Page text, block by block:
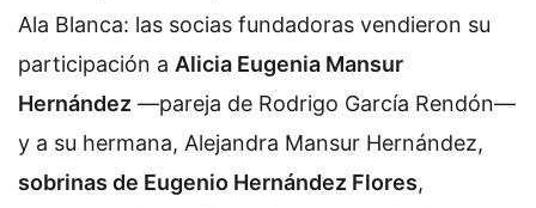
Ala Blanca: las socias fundadoras vendieron su
participación a Alicia Eugenia Mansur
Hernández —pareja de Rodrigo García Rendón—
y a su hermana, Alejandra Mansur Hernández,
sobrinas de Eugenio Hernández Flores,